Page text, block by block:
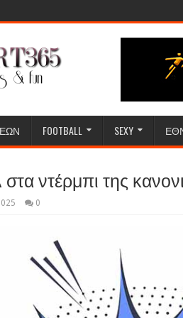
FOOTBALL SEXY
ντέρμπι της
0